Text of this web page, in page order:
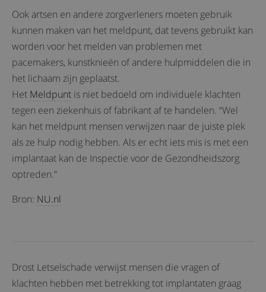
Ook artsen en andere zorgverleners moeten gebruik
kunnen maken van het meldpunt, dat tevens gebruikt kan
worden voor het melden van problemen met
pacemakers, kunstknieën of andere hulpmiddelen die in
het lichaam zijn geplaatst.
Het Meldpunt is niet bedoeld om individuele klachten
tegen een ziekenhuis of fabrikant af te handelen. “Wel
kan het meldpunt mensen verwijzen naar de juiste plek
als ze hulp nodig hebben. Als er echt iets mis is met een
implantaat kan de Inspectie voor de Gezondheidszorg
optreden.”
Bron: NU.nl
Drost Letselschade verwijst mensen die vragen of
klachten hebben met betrekking tot implantaten graag